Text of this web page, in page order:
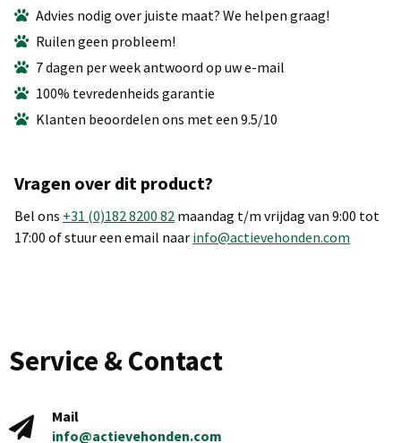
Advies nodig over juiste maat? We helpen graag!
Ruilen geen probleem!
7 dagen per week antwoord op uw e-mail
100% tevredenheids garantie
Klanten beoordelen ons met een 9.5/10
Vragen over dit product?
Bel ons +31 (0)182 8200 82 maandag t/m vrijdag van 9:00 tot
17:00 of stuur een email naar info@actievehonden.com
Service & Contact
Mail
info@actievehonden.com